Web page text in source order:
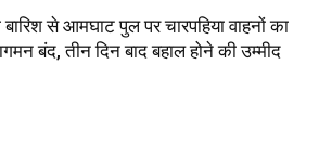
बारिश से आमघाट पुल पर चारपहिया वाहनों का
बंद, तीन दिन बाद बहाल होने की उम्मीद